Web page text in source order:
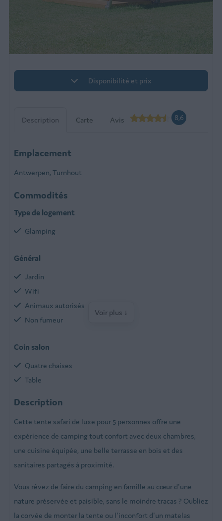
Disponibilité et prix
Description Carte Avis 8,6
Emplacement
Antwerpen, Turnhout
Commodités
Type de logement
Glamping
Général
Jardin
Wifi
Animaux autorisés
Non fumeur
Coin salon
Quatre chaises
Table
Cuisine
Cuisinière électrique
Réfrigérateur avec compartiment congélateur
Machine à café
Bouilloire
2 chambres
Voir plus ↓
Description
Cette tente safari de luxe pour 5 personnes offre une
expérience de camping tout confort avec deux chambres,
une cuisine équipée, une belle terrasse en bois et des
sanitaires partagés à proximité.
Vous rêvez de faire du camping en famille au cœur d'une
nature préservée et paisible, sans le moindre tracas ? Oubliez
la corvée de monter la tente ou l'inconfort d'un matelas